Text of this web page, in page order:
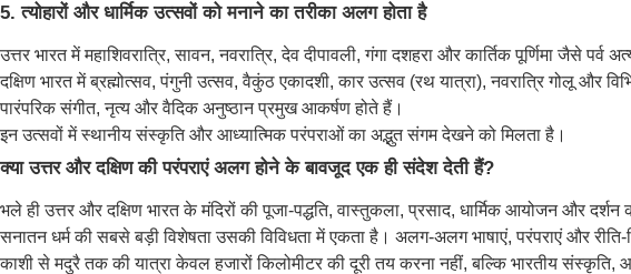
5. त्योहारों और धार्मिक उत्सवों को मनाने का तरीका अलग होता है
उत्तर भारत में महाशिवरात्रि, सावन, नवरात्रि, देव दीपावली, गंगा दशहरा और कार्तिक पूर्णिमा जैसे
दक्षिण भारत में ब्रह्मोत्सव, पंगुनी उत्सव, वैकुंठ एकादशी, कार उत्सव (रथ यात्रा), नवरात्रि गोलू और
पारंपरिक संगीत, नृत्य और वैदिक अनुष्ठान प्रमुख आकर्षण होते हैं।
इन उत्सवों में स्थानीय संस्कृति और आध्यात्मिक परंपराओं का अद्भुत संगम देखने को मिलता है।
क्या उत्तर और दक्षिण की परंपराएं अलग होने के बावजूद एक ही संदेश देती हैं?
भले ही उत्तर और दक्षिण भारत के मंदिरों की पूजा-पद्धति, वास्तुकला, प्रसाद, धार्मिक आयोजन और
सनातन धर्म की सबसे बड़ी विशेषता उसकी विविधता में एकता है। अलग-अलग भाषाएं, परंपराएं और
काशी से मदुरै तक की यात्रा केवल हजारों किलोमीटर की दूरी तय करना नहीं, बल्कि भारतीय